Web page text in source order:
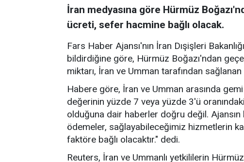
İran medyasına göre Hürmüz
ücreti, sefer hacmine bağlı olacak.
Fars Haber Ajansı'nın İran Dışişleri
bildirdiğine göre, Hürmüz Boğazı'ndan
miktarı, İran ve Umman tarafından
Habere göre, İran ve Umman arasında
değerinin yüzde 7 veya yüzde 3'ü
olduğuna dair haberler doğru değil. Ajansın
ödemeler, sağlayabileceğimiz hizmetlerin
faktöre bağlı olacaktır." dedi.
Reuters, İran ve Ummanlı yetkililerin